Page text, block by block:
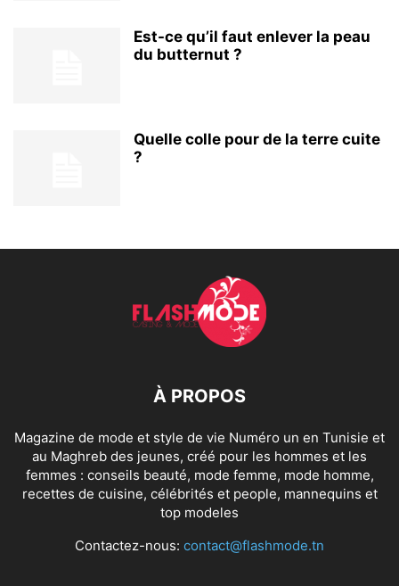
Est-ce qu’il faut enlever la peau
du butternut ?
Quelle colle pour de la terre cuite
?
À PROPOS
Magazine de mode et style de vie Numéro un en Tunisie et
au Maghreb des jeunes, créé pour les hommes et les
femmes : conseils beauté, mode femme, mode homme,
recettes de cuisine, célébrités et people, mannequins et
top modeles
Contactez-nous: contact@flashmode.tn